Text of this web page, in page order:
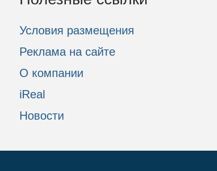
Условия размещения
Реклама на сайте
О компании
iReal
Новости